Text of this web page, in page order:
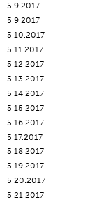
5.9.2017
5.9.2017
5.10.2017
5.11.2017
5.12.2017
5.13.2017
5.14.2017
5.15.2017
5.16.2017
5.17.2017
5.18.2017
5.19.2017
5.20.2017
5.21.2017